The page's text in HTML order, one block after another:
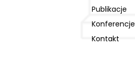
Publikacje
Konferencje
Kontakt